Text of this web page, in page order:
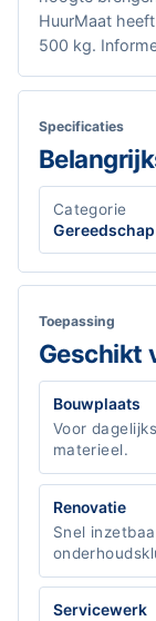
HuurMaat
500 kg.
Specificaties
Categorie
Gereedschap
Toepassing
Geschikt
Bouwplaats
Voor
materieel.
Renovatie
Snel
Servicewerk